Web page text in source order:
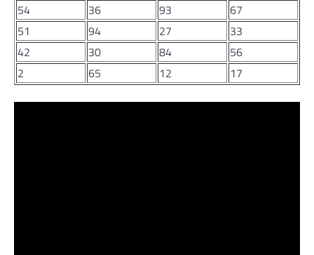
54
36 93
67
51
94 27
33
42
30 84
56
2
65 12 17